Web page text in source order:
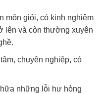
môn giỏi, có kinh nghiệm
lên và còn thường xuyên
chuyên nghiệp, có
những lỗi hư hỏng